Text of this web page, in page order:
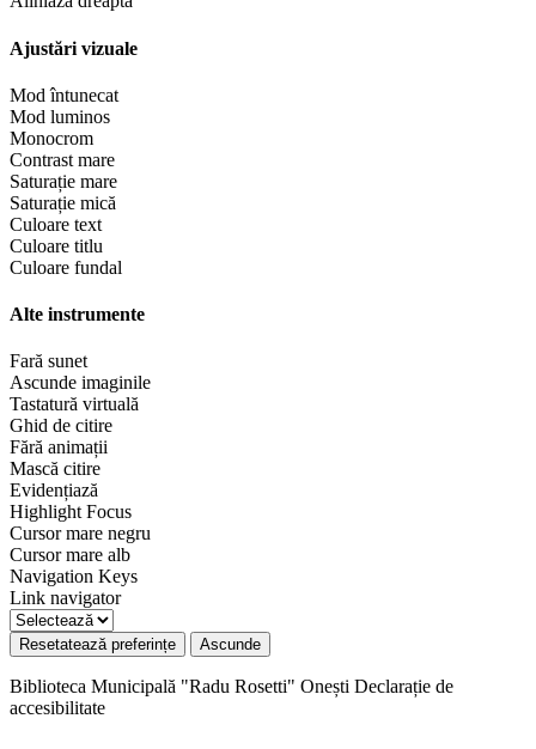
Ajustări vizuale
Mod întunecat
Mod luminos
Monocrom
Contrast mare
Saturație mare
Saturație mică
Culoare text
Culoare titlu
Culoare fundal
Alte instrumente
Fară sunet
Ascunde imaginile
Tastatură virtuală
Ghid de citire
Fără animații
Mască citire
Evidențiază
Highlight Focus
Cursor mare negru
Cursor mare alb
Navigation Keys
Link navigator
Resetatează preferințe Ascunde
Biblioteca Municipală "Radu Rosetti" Onești Declarație de
accesibilitate